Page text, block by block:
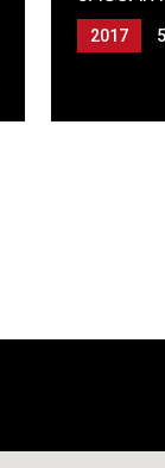
2017